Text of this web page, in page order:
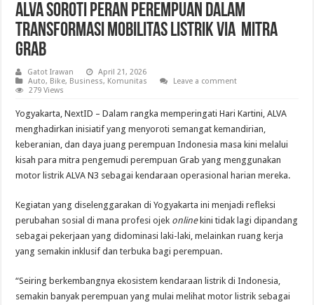
ALVA Soroti Peran Perempuan dalam
Transformasi Mobilitas Listrik via Mitra
Grab
Gatot Irawan
April 21, 2026
Auto, Bike, Business, Komunitas
Leave a comment
279 Views
Yogyakarta, NextID – Dalam rangka memperingati Hari Kartini, ALVA
menghadirkan inisiatif yang menyoroti semangat kemandirian,
keberanian, dan daya juang perempuan Indonesia masa kini melalui
kisah para mitra pengemudi perempuan Grab yang menggunakan
motor listrik ALVA N3 sebagai kendaraan operasional harian mereka.
Kegiatan yang diselenggarakan di Yogyakarta ini menjadi refleksi
perubahan sosial di mana profesi ojek online kini tidak lagi dipandang
sebagai pekerjaan yang didominasi laki-laki, melainkan ruang kerja
yang semakin inklusif dan terbuka bagi perempuan.
“Seiring berkembangnya ekosistem kendaraan listrik di Indonesia,
semakin banyak perempuan yang mulai melihat motor listrik sebagai